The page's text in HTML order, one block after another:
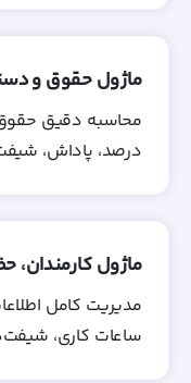
ماژول حقوق و
محاسبه دقیق
درصد، پاداش،
ماژول کارمندان،
مدیریت کامل
ساعات کاری،